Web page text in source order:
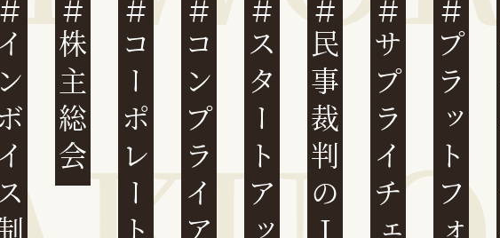
制度 株主総会 スタートアップ